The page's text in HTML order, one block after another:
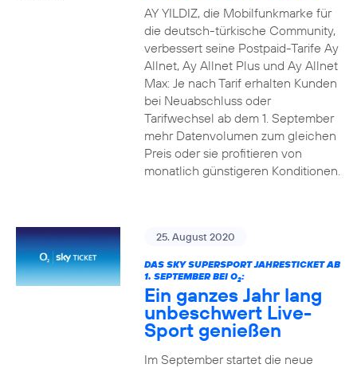
AY YILDIZ, die Mobilfunkmarke für
die deutsch-türkische Community,
verbessert seine Postpaid-Tarife Ay
Allnet, Ay Allnet Plus und Ay Allnet
Max: Je nach Tarif erhalten Kunden
bei Neuabschluss oder
Tarifwechsel ab dem 1. September
mehr Datenvolumen zum gleichen
Preis oder sie profitieren von
monatlich günstigeren Konditionen.
25. August 2020
DAS SKY SUPERSPORT JAHRESTICKET AB
1. SEPTEMBER BEI O2:
Ein ganzes Jahr lang
unbeschwert Live-
Sport genießen
Im September startet die neue